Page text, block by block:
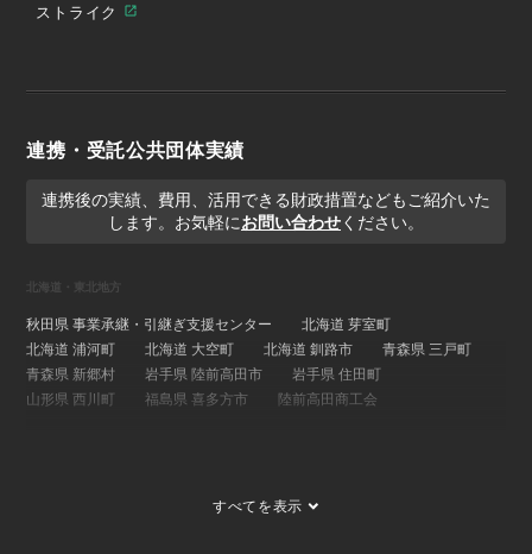
ストライク
連携・受託公共団体実績
連携後の実績、費用、活用できる財政措置などもご紹介いた
します。お気軽にお問い合わせください。
すべてを表示
北海道・東北地方
秋田県 事業承継・引継ぎ支援センター
北海道 芽室町
北海道 浦河町
北海道 大空町 北海道 釧路市
青森県 三戸町
青森県 新郷村
岩手県 陸前高田市
岩手県 住田町
山形県 西川町
福島県 喜多方市 陸前高田商工会
茨城県 稲敷市 群馬県 桐生市